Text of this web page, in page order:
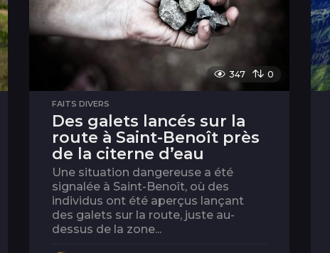
347 0
FAITS DIVERS
Des galets lancés sur la
route à Saint-Benoît près
de la citerne d’eau
Une situation dangereuse a été
signalée à Saint-Benoît, où des
individus ont été aperçus lançant
des galets sur la route, juste au-
dessus de la zone...